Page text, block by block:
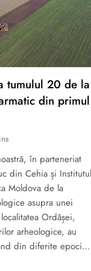
tumulul 20 de la
din primul
în parteneriat
din Cehia și Institutul
Moldova de la
asupra unei
Ordășei,
arheologice, au
din diferite epoci…